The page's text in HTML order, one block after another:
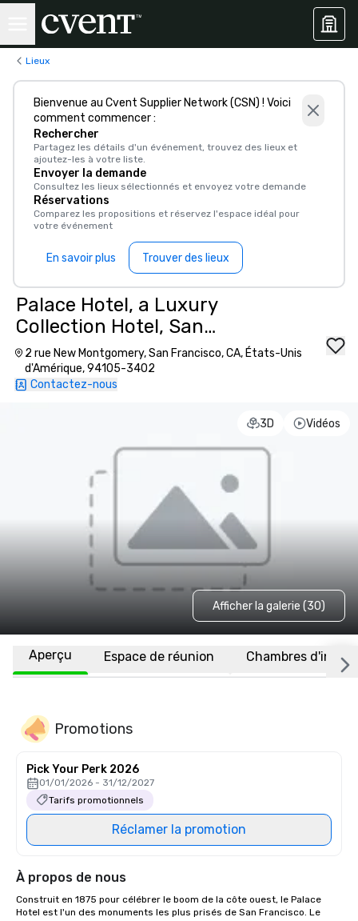
Lieux
Bienvenue au Cvent Supplier Network (CSN) ! Voici
comment commencer :
Rechercher
Partagez les détails d'un événement, trouvez des lieux et
ajoutez-les à votre liste.
Envoyer la demande
Consultez les lieux sélectionnés et envoyez votre demande
Réservations
Comparez les propositions et réservez l'espace idéal pour
votre événement
En savoir plus Trouver des lieux
Palace Hotel, a Luxury
Collection Hotel, San
Francisco
2 rue New Montgomery, San Francisco, CA, États-Unis
d'Amérique, 94105-3402
Contactez-nous
3D Vidéos
Afficher la galerie (30)
Aperçu Espace de réunion Chambres
Promotions
Pick Your Perk 2026
01/01/2026 - 31/12/2027
Tarifs promotionnels
Réclamer la promotion
À propos de nous
Construit en 1875 pour célébrer le boom de la côte ouest, le Palace
Hotel est l'un des monuments les plus prisés de San Francisco. Le